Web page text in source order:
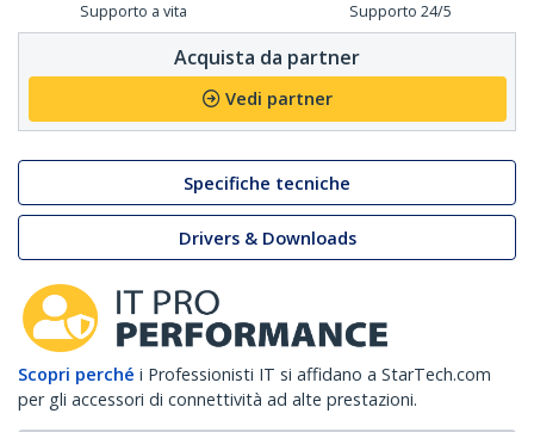
Supporto a vita Supporto 24/5
Acquista da partner
Vedi partner
Specifiche tecniche
Drivers & Downloads
Scopri perché i Professionisti IT si affidano a StarTech.com
per gli accessori di connettività ad alte prestazioni.